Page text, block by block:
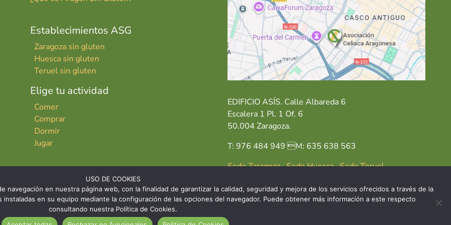
Establecimientos ASG
Zaragoza sin gluten
Huesca sin gluten
Teruel sin gluten
Elige tu actividad
Comer
Comprar
Dormir
Jugar
EDIFICIO ASÍS. Calle Albareda 6
Escalera 1 Pl. 1 Of. 6
50.004 Zaragoza.
T: 976 484 949 M: 635 638 563
Sede Zaragoza·Sede Huesca·Sede Teruel
USO DE COOKIES
navegación en nuestra página web, con la finalidad de garantizar la calidad, seguridad y mejora de los servicios ofrecidos a través de la
en su equipo mediante la configuración de las opciones del navegador. Puede obtener más información a este respecto
consultando nuestra Política de Cookies.